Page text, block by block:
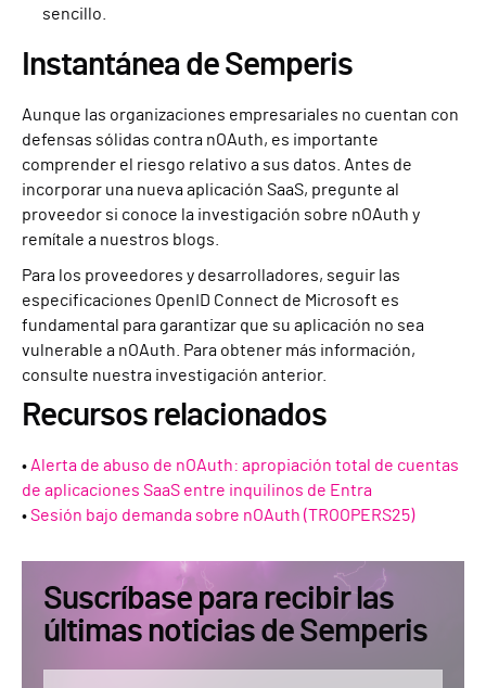
sencillo.
Instantánea de Semperis
Aunque las organizaciones empresariales no cuentan con
defensas sólidas contra nOAuth, es importante
comprender el riesgo relativo a sus datos. Antes de
incorporar una nueva aplicación SaaS, pregunte al
proveedor si conoce la investigación sobre nOAuth y
remítale a nuestros blogs.
Para los proveedores y desarrolladores, seguir las
especificaciones OpenID Connect de Microsoft es
fundamental para garantizar que su aplicación no sea
vulnerable a nOAuth. Para obtener más información,
consulte nuestra investigación anterior.
Recursos relacionados
•Alerta de abuso de nOAuth: apropiación total de cuentas
de aplicaciones SaaS entre inquilinos de Entra
•Sesión bajo demanda sobre nOAuth (TROOPERS25)
Suscríbase para recibir las
últimas noticias de Semperis